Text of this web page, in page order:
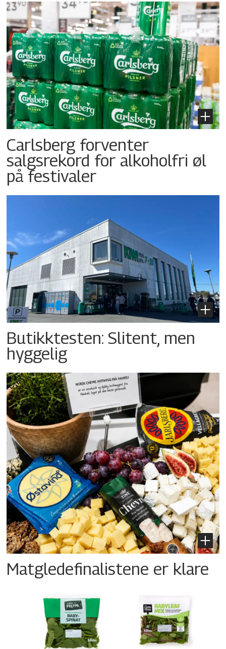
Carlsberg forventer
salgsrekord for alkoholfri øl
på festivaler
Butikktesten: Slitent, men
hyggelig
Matgledefinalistene er klare